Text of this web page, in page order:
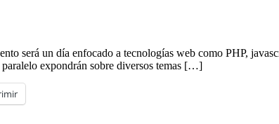
será un día enfocado a tecnologías web como PHP,
expondrán sobre diversos temas […]